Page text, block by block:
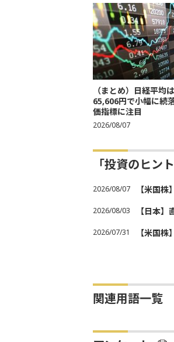
（まとめ）日経平均
65,606円で小幅に続
価指標に注目
2026/08/07
「投資のヒン
2026/08/07 【米国
2026/08/03 【日本
2026/07/31 【米国
関連用語一覧